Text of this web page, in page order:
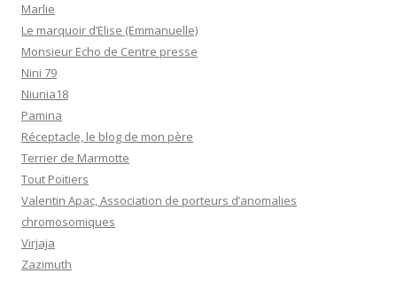
Marlie
Le marquoir d’Elise (Emmanuelle)
Monsieur Echo de Centre presse
Nini 79
Niunia18
Pamina
Réceptacle, le blog de mon père
Terrier de Marmotte
Tout Poitiers
Valentin Apac, Association de porteurs d’anomalies
chromosomiques
Virjaja
Zazimuth